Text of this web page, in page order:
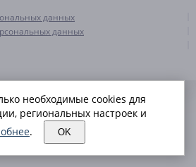
данных
данных
необходимые cookies для
региональных настроек и
. OK